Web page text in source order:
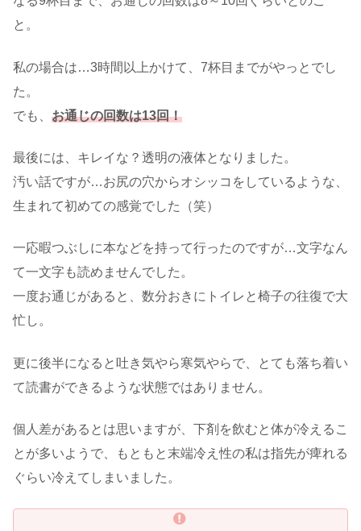
と。
私の場合は…3時間以上かけて、7杯目までがやっとでし
た。
でも、 お通じの回数は13回！
最後には、キレイな？透明の液体となりました。
汚い話ですが…お尻の穴からオシッコをしているような、
生まれて初めての感覚でした（笑）
一応暇つぶしに本などを持って行ったのですが…文字なん
て一文字も読めませんでした。
一度お通じがあると、数分おきにトイレと椅子の往復で大
忙し。
更に後半になると吐き気やら寒気やらで、とても落ち着い
て読書ができるような状態ではありません。
個人差があるとは思いますが、下剤を飲むと体が冷えるこ
とが多いようで、もともと末端冷え性の私は指先が痺れる
ぐらい冷えてしまいました。